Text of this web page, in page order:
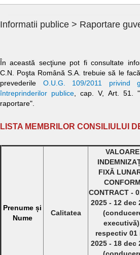
Informatii publice > Raportare
În această secţiune pot fi consultate
C.N. Poşta Română S.A. trebuie să le
prevederile O.U.G. 109/2011 privind
întreprinderilor publice , cap. V, Art. 51.
raportare".
LISTA MEMBRILOR CONSILIULUI
Prenume și
Nume
Calitatea
VALOARE
FIXĂ
CONFORM
CONTRACT -
2025 - 12 dec
respectiv 01
2025 - 18 dec